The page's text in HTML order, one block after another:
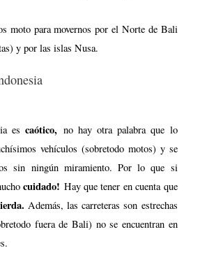
sin ningún miramiento. Por lo que si
cuidado!Hay que tener en cuenta que
Además, las carreteras son estrechas
fuera de Bali) no se encuentran en
miedo me daba antes de ir a Indonesia
que en las islas Nusa, la únicaopción
es en moto. Ni yo ni mi hermana habíamos
moto, pero como yo soy cabezona hasta las
decidí que quería ir por libre y así fue.
la moto da una tremenda libertad para
que depender de un conductor.